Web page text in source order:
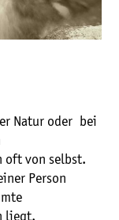
Natur oder bei
oft von selbst.
Person
liegt.